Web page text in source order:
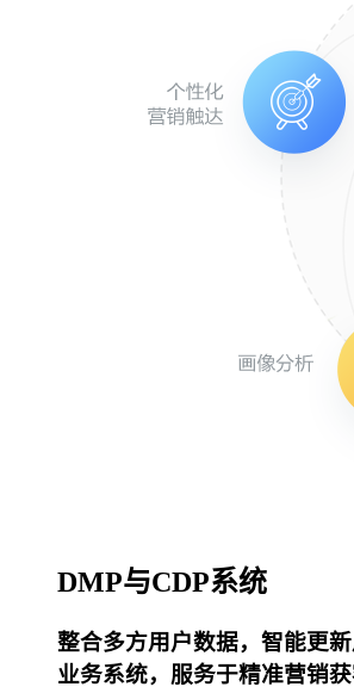
DMP与CDP系统
整合多方用户数据，智能更
业务系统，服务于精准营销